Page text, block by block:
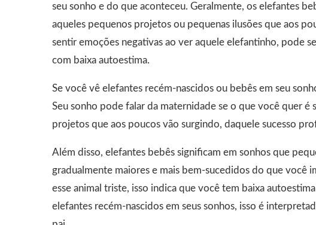
seu sonho e do que aconteceu. Geralmente, os elefantes
aqueles pequenos projetos ou pequenas ilusões que aos
sentir emoções negativas ao ver aquele elefantinho, pode
com baixa autoestima.
Se você vê elefantes recém-nascidos ou bebês em seu
Seu sonho pode falar da maternidade se o que você quer é
projetos que aos poucos vão surgindo, daquele sucesso
Além disso, elefantes bebês significam em sonhos que
gradualmente maiores e mais bem-sucedidos do que você
esse animal triste, isso indica que você tem baixa
elefantes recém-nascidos em seus sonhos, isso é